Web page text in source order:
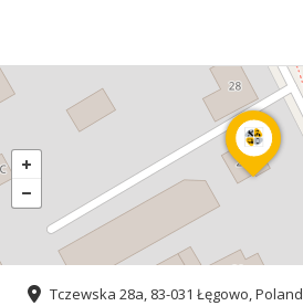
Tczewska 28a, 83-031 Łęgowo, Poland